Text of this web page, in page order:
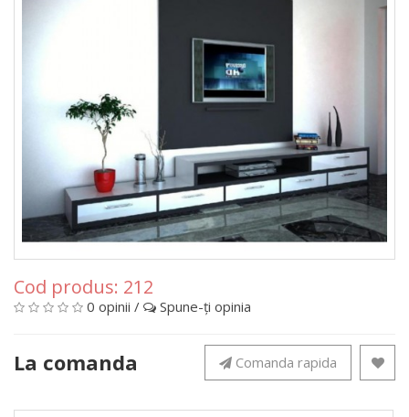
Cod produs: 212
0 opinii / Spune-ţi opinia
La comanda Comanda rapida